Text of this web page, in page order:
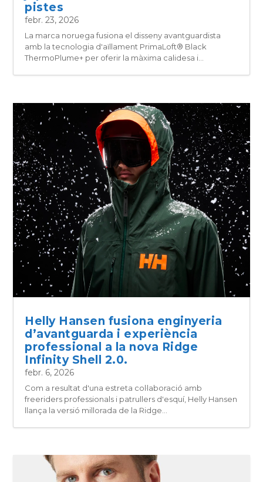
pistes
febr. 23, 2026
La marca noruega fusiona el disseny avantguardista
amb la tecnologia d'aïllament PrimaLoft® Black
ThermoPlume+ per oferir la màxima calidesa i...
Helly Hansen fusiona enginyeria
d’avantguarda i experiència
professional a la nova Ridge
Infinity Shell 2.0.
febr. 6, 2026
Com a resultat d'una estreta col·laboració amb
freeriders professionals i patrullers d'esquí, Helly Hansen
llança la versió millorada de la Ridge...